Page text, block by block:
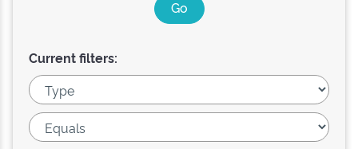
Current filters: